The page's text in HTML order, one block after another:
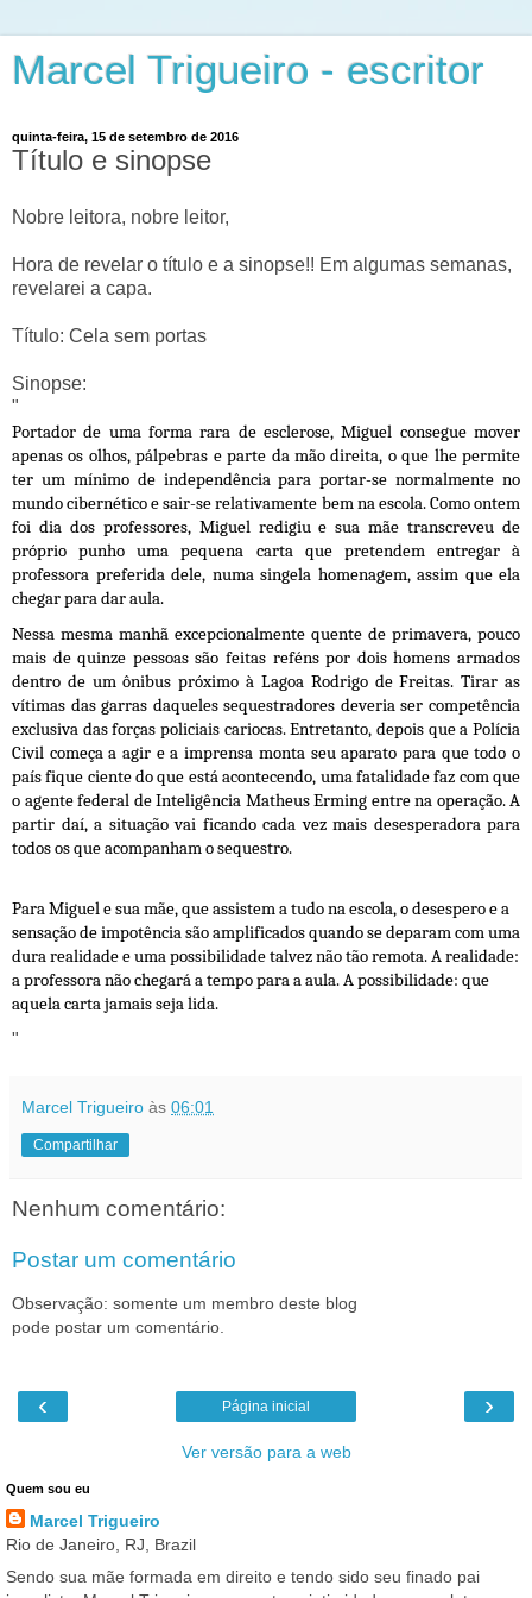
Marcel Trigueiro - escritor
quinta-feira, 15 de setembro de 2016
Título e sinopse
Nobre leitora, nobre leitor,
Hora de revelar o título e a sinopse!! Em algumas semanas,
revelarei a capa.
Título: Cela sem portas
Sinopse:
"
Portador de uma forma rara de esclerose, Miguel consegue mover
apenas os olhos, pálpebras e parte da mão direita, o que lhe permite
ter um mínimo de independência para portar-se normalmente no
mundo cibernético e sair-se relativamente bem na escola. Como ontem
foi dia dos professores, Miguel redigiu e sua mãe transcreveu de
próprio punho uma pequena carta que pretendem entregar à
professora preferida dele, numa singela homenagem, assim que ela
chegar para dar aula.
Nessa mesma manhã excepcionalmente quente de primavera, pouco
mais de quinze pessoas são feitas reféns por dois homens armados
dentro de um ônibus próximo à Lagoa Rodrigo de Freitas. Tirar as
vítimas das garras daqueles sequestradores deveria ser competência
exclusiva das forças policiais cariocas. Entretanto, depois que a Polícia
Civil começa a agir e a imprensa monta seu aparato para que todo o
país fique ciente do que está acontecendo, uma fatalidade faz com que
o agente federal de Inteligência Matheus Erming entre na operação. A
partir daí, a situação vai ficando cada vez mais desesperadora para
todos os que acompanham o sequestro.
Para Miguel e sua mãe, que assistem a tudo na escola, o desespero e a
sensação de impotência são amplificados quando se deparam com uma
dura realidade e uma possibilidade talvez não tão remota. A realidade:
a professora não chegará a tempo para a aula. A possibilidade: que
aquela carta jamais seja lida.
"
Marcel Trigueiro às 06:01
Compartilhar
Nenhum comentário:
Postar um comentário
Observação: somente um membro deste blog
pode postar um comentário.
‹ ›
Página inicial
Ver versão para a web
Quem sou eu
Marcel Trigueiro
Rio de Janeiro, RJ, Brazil
Sendo sua mãe formada em direito e tendo sido seu finado pai